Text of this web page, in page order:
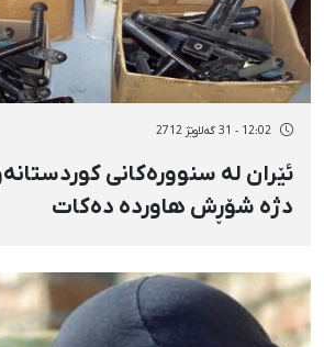
12:02 - 31 گەلاوێژ 2712
ئێران له‌ سنووره‌کانی
دژه‌ شۆڕش هاورده‌ ده‌کات